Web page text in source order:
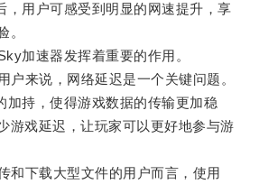
用户可感受到明显的网速提升，享
。
加速器发挥着重要的作用。
来说，网络延迟是一个关键问题。
持，使得游戏数据的传输更加稳
游戏延迟，让玩家可以更好地参与游
下载大型文件的用户而言，使用